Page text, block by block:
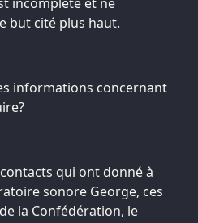
but cité plus haut.
informations concernant
contacts qui ont donné à
sonore George, ces
la Confédération, le